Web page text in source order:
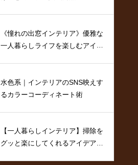
《憧れの出窓インテリア》優雅な
一人暮らしライフを楽しむアイデ
水色系｜インテリアのSNS映えす
るカラーコーディネート術
【一人暮らしインテリア】掃除を
グッと楽にしてくれるアイデア特